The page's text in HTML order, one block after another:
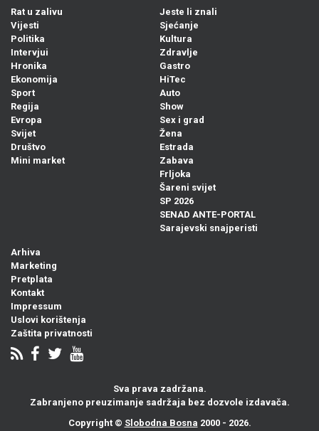
Rat u zalivu
Vijesti
Politika
Intervjui
Hronika
Ekonomija
Sport
Regija
Evropa
Svijet
Društvo
Mini market
Jeste li znali
Sjećanje
Kultura
Zdravlje
Gastro
HiTec
Auto
Show
Sex i grad
Žena
Estrada
Zabava
Frljoka
Šareni svijet
SP 2026
SENAD ANTE-PORTAL
Sarajevski snajperisti
Arhiva
Marketing
Pretplata
Kontakt
Impressum
Uslovi korištenja
Zaštita privatnosti
Sva prava zadržana.
Zabranjeno preuzimanje sadržaja bez dozvole izdavača.
Copyright © Slobodna Bosna 2000 - 2026.